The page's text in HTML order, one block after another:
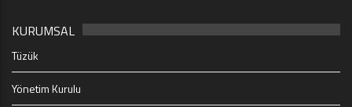
KURUMSAL
Tüzük
Yönetim Kurulu